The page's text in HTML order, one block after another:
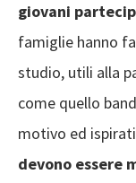
giovani
famiglie hanno
studio, utili alla
come quello
motivo ed
devono essere